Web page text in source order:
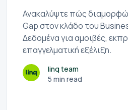
Ανακαλύψτε πώς
Gap στον κλάδο του
Δεδομένα για αμοιβές,
επαγγελματική εξέλιξη.
linq team
5 min read